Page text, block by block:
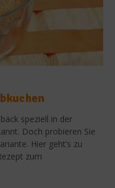
speziell in der
Doch probieren Sie
Hier geht’s zu
zum